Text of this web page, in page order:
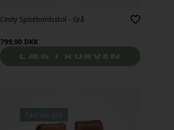
Cindy Spisebordsstol - Grå
799,00 DKK
Fast lav pris